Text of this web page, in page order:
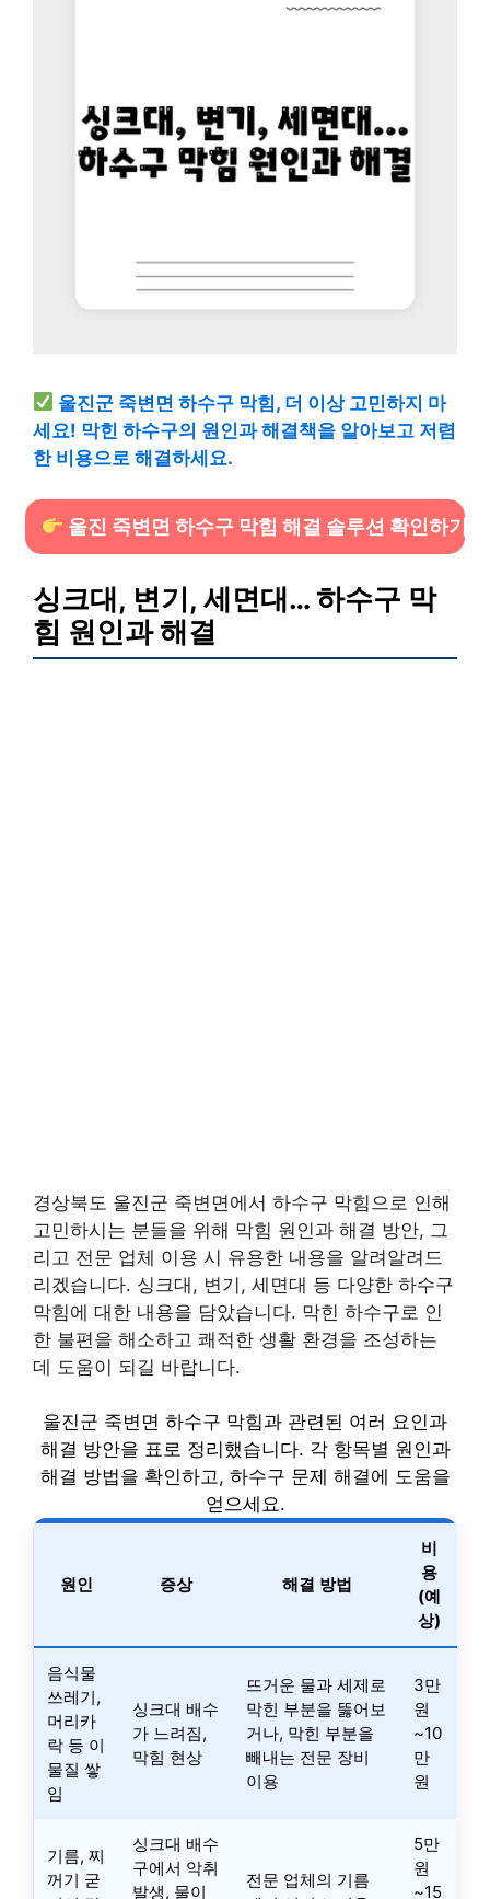
울진군 죽변면 하수구 막힘, 더 이상 고민하지 마
세요! 막힌 하수구의 원인과 해결책을 알아보고 저렴
한 비용으로 해결하세요.
울진 죽변면 하수구 막힘 해결 솔루션 확인하기
싱크대, 변기, 세면대… 하수구 막
힘 원인과 해결
경상북도 울진군 죽변면에서 하수구 막힘으로 인해
고민하시는 분들을 위해 막힘 원인과 해결 방안, 그
리고 전문 업체 이용 시 유용한 내용을 알려알려드
리겠습니다. 싱크대, 변기, 세면대 등 다양한 하수구
막힘에 대한 내용을 담았습니다. 막힌 하수구로 인
한 불편을 해소하고 쾌적한 생활 환경을 조성하는
데 도움이 되길 바랍니다.
울진군 죽변면 하수구 막힘과 관련된 여러 요인과
해결 방안을 표로 정리했습니다. 각 항목별 원인과
해결 방법을 확인하고, 하수구 문제 해결에 도움을
얻으세요.
원인 증상 해결 방법
비
용
(예
상)
음식물
쓰레기,
머리카
락 등 이
물질 쌓
임
싱크대 배수
가 느려짐,
막힘 현상
뜨거운 물과 세제로
막힌 부분을 뚫어보
거나, 막힌 부분을
빼내는 전문 장비
이용
3만
원
~10
만
원
기름, 찌
꺼기 굳
싱크대 배수
구에서 악취
발생, 물이
전문 업체의 기름
5만
원
~15